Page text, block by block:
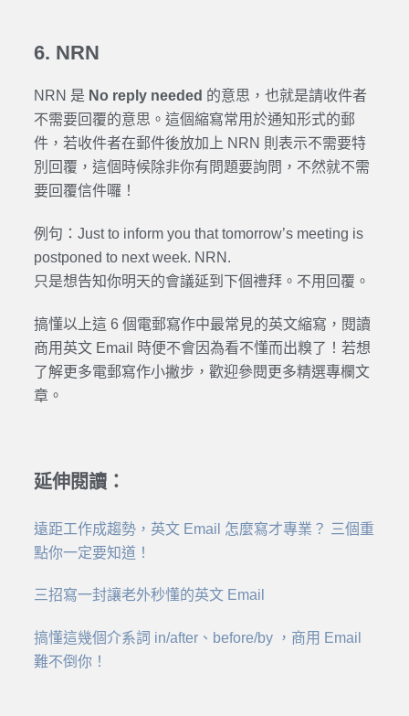
6. NRN
NRN 是 No reply needed 的意思，也就是請收件者
不需要回覆的意思。這個縮寫常用於通知形式的郵
件，若收件者在郵件後放加上 NRN 則表示不需要特
別回覆，這個時候除非你有問題要詢問，不然就不需
要回覆信件囉！
例句：Just to inform you that tomorrow’s meeting is
postponed to next week. NRN.
只是想告知你明天的會議延到下個禮拜。不用回覆。
搞懂以上這 6 個電郵寫作中最常見的英文縮寫，閱讀
商用英文 Email 時便不會因為看不懂而出糗了！若想
了解更多電郵寫作小撇步，歡迎參閱更多精選專欄文
章。
延伸閱讀：
遠距工作成趨勢，英文 Email 怎麼寫才專業？ 三個重
點你一定要知道！
三招寫一封讓老外秒懂的英文 Email
搞懂這幾個介系詞 in/after、before/by ，商用 Email
難不倒你！